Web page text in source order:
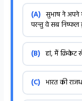
(A) सुभाष ने
परन्तु वे सब निष्फल
(B) हां, मैं क्रिकेट
(C) भारत की